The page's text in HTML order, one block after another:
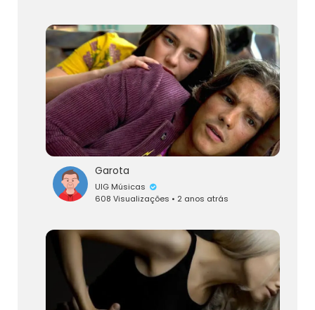
Garota
UIG Músicas
608 Visualizações • 2 anos atrás